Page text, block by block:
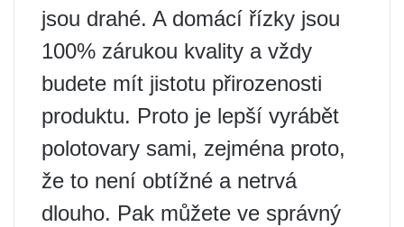
jsou drahé. A domácí řízky jsou
100% zárukou kvality a vždy
budete mít jistotu přirozenosti
produktu. Proto je lepší vyrábět
polotovary sami, zejména proto,
že to není obtížné a netrvá
dlouho. Pak můžete ve správný